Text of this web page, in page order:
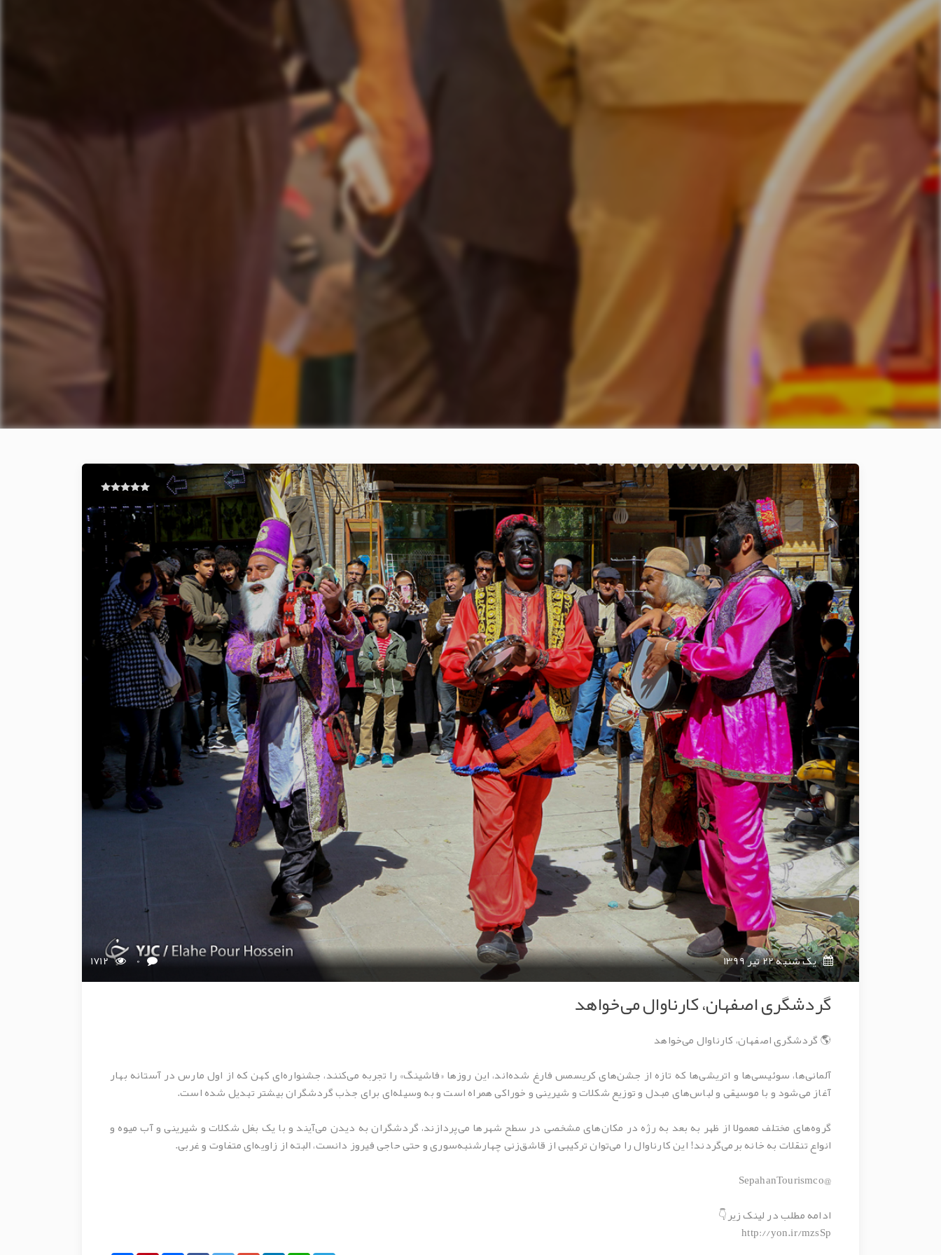
یک شنبه 22 تیر 1399 1712 0
گردشگری اصفهان، کارناوال می‌خواهد
🌎 گردشگری اصفهان، کارناوال می‌خواهد
آلمانی‌ها، سوئیسی‌ها و اتریشی‌ها که تازه از جشن‌های کریسمس فارغ شده‌اند، این روزها «فاشینگ» را تجربه می‌کنند، جشنواره‌ای کهن که از اول مارس در آستانه بهار
آغاز می‌شود و با موسیقی و لباس‌های مبدل و توزیع شکلات و شیرینی و خوراکی همراه است و به وسیله‌ای برای جذب گردشگران بیشتر تبدیل شده است.
گروه‌های مختلف معمولا از ظهر به بعد به رژه در مکان‌های مشخصی در سطح شهرها می‌پردازند، گردشگران به دیدن می‌آیند و با یک بغل شکلات و شیرینی و آب میوه و
انواع تنقلات به خانه برمی‌گردند! این کارناوال را می‌توان ترکیبی از قاشق‌زنی چهارشنبه‌سوری و حتی حاجی فیروز دانست، البته از زاویه‌ای متفاوت و غربی.
@SepahanTourismco
ادامه مطلب در لینک زیر👇
http://yon.ir/mzsSp